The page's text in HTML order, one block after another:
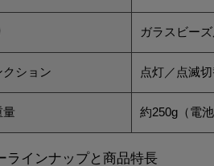
ガラスビー
クション 点灯／点滅
量 約250g（電池
ラインナップと商品特長